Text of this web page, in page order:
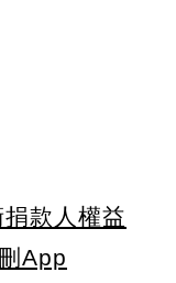
款人權益
App